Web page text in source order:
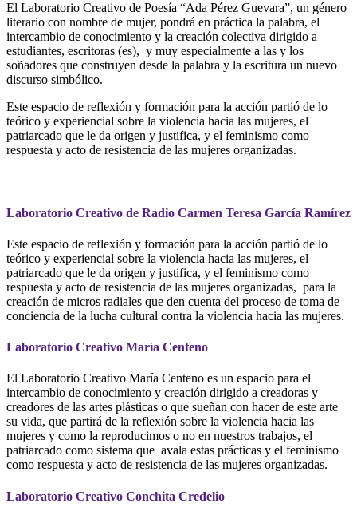
El Laboratorio Creativo de Poesía “Ada Pérez Guevara”, un género
literario con nombre de mujer, pondrá en práctica la palabra, el
intercambio de conocimiento y la creación colectiva dirigido a
estudiantes, escritoras (es), y muy especialmente a las y los
soñadores que construyen desde la palabra y la escritura un nuevo
discurso simbólico.
Este espacio de reflexión y formación para la acción partió de lo
teórico y experiencial sobre la violencia hacia las mujeres, el
patriarcado que le da origen y justifica, y el feminismo como
respuesta y acto de resistencia de las mujeres organizadas.
Laboratorio Creativo de Radio Carmen Teresa García Ramírez
Este espacio de reflexión y formación para la acción partió de lo
teórico y experiencial sobre la violencia hacia las mujeres, el
patriarcado que le da origen y justifica, y el feminismo como
respuesta y acto de resistencia de las mujeres organizadas, para la
creación de micros radiales que den cuenta del proceso de toma de
conciencia de la lucha cultural contra la violencia hacia las mujeres.
Laboratorio Creativo María Centeno
El Laboratorio Creativo María Centeno es un espacio para el
intercambio de conocimiento y creación dirigido a creadoras y
creadores de las artes plásticas o que sueñan con hacer de este arte
su vida, que partirá de la reflexión sobre la violencia hacia las
mujeres y como la reproducimos o no en nuestros trabajos, el
patriarcado como sistema que avala estas prácticas y el feminismo
como respuesta y acto de resistencia de las mujeres organizadas.
Laboratorio Creativo Conchita Credelio